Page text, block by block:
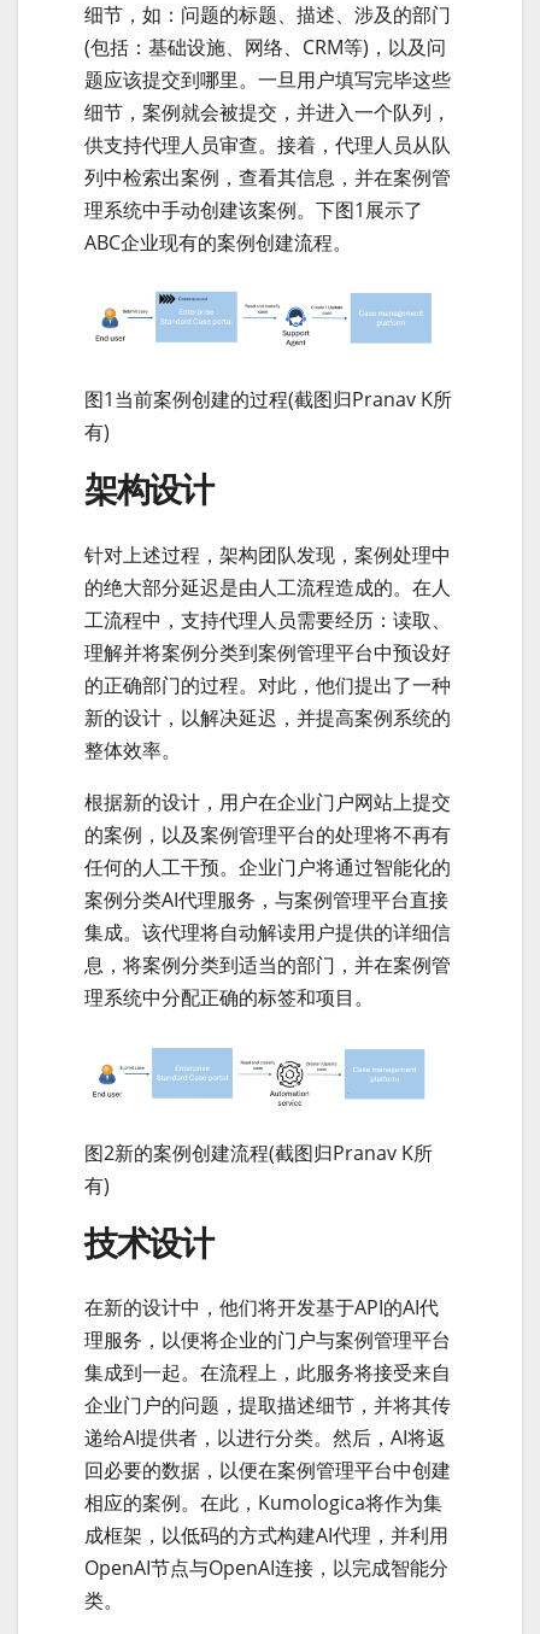
细节，如：问题的标题、描述、涉及的部门
(包括：基础设施、网络、CRM等)，以及问
题应该提交到哪里。一旦用户填写完毕这些
细节，案例就会被提交，并进入一个队列，
供支持代理人员审查。接着，代理人员从队
列中检索出案例，查看其信息，并在案例管
理系统中手动创建该案例。下图1展示了
ABC企业现有的案例创建流程。
图1当前案例创建的过程(截图归Pranav K所
有)
架构设计
针对上述过程，架构团队发现，案例处理中
的绝大部分延迟是由人工流程造成的。在人
工流程中，支持代理人员需要经历：读取、
理解并将案例分类到案例管理平台中预设好
的正确部门的过程。对此，他们提出了一种
新的设计，以解决延迟，并提高案例系统的
整体效率。
根据新的设计，用户在企业门户网站上提交
的案例，以及案例管理平台的处理将不再有
任何的人工干预。企业门户将通过智能化的
案例分类AI代理服务，与案例管理平台直接
集成。该代理将自动解读用户提供的详细信
息，将案例分类到适当的部门，并在案例管
理系统中分配正确的标签和项目。
图2新的案例创建流程(截图归Pranav K所
有)
技术设计
在新的设计中，他们将开发基于API的AI代
理服务，以便将企业的门户与案例管理平台
集成到一起。在流程上，此服务将接受来自
企业门户的问题，提取描述细节，并将其传
递给AI提供者，以进行分类。然后，AI将返
回必要的数据，以便在案例管理平台中创建
相应的案例。在此，Kumologica将作为集
成框架，以低码的方式构建AI代理，并利用
OpenAI节点与OpenAI连接，以完成智能分
类。